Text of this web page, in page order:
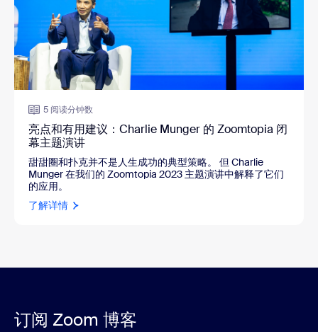
5 阅读分钟数
亮点和有用建议：Charlie Munger 的 Zoomtopia 闭
幕主题演讲
甜甜圈和扑克并不是人生成功的典型策略。 但 Charlie
Munger 在我们的 Zoomtopia 2023 主题演讲中解释了它们
的应用。
了解详情
订阅 Zoom 博客